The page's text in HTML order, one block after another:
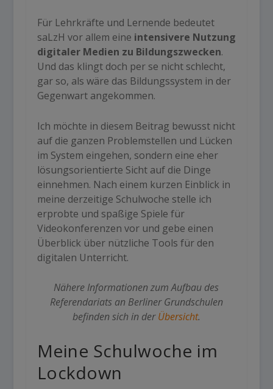
Für Lehrkräfte und Lernende bedeutet
saLzH vor allem eine intensivere Nutzung
digitaler Medien zu Bildungszwecken.
Und das klingt doch per se nicht schlecht,
gar so, als wäre das Bildungssystem in der
Gegenwart angekommen.
Ich möchte in diesem Beitrag bewusst nicht
auf die ganzen Problemstellen und Lücken
im System eingehen, sondern eine eher
lösungsorientierte Sicht auf die Dinge
einnehmen. Nach einem kurzen Einblick in
meine derzeitige Schulwoche stelle ich
erprobte und spaßige Spiele für
Videokonferenzen vor und gebe einen
Überblick über nützliche Tools für den
digitalen Unterricht.
Nähere Informationen zum Aufbau des
Referendariats an Berliner Grundschulen
befinden sich in der Übersicht.
Meine Schulwoche im
Lockdown